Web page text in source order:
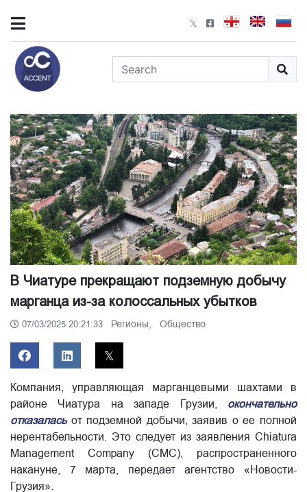
В Чиатуре прекращают подземную добычу
марганца из-за колоссальных убытков
07/03/2025 20:21:33 Регионы, Общество
Компания, управляющая марганцевыми шахтами в
районе Чиатура на западе Грузии, окончательно
отказалась от подземной добычи, заявив о ее полной
нерентабельности. Это следует из заявления Chiatura
Management Company (CMC), распространенного
накануне, 7 марта, передает агентство «Новости-
Грузия».